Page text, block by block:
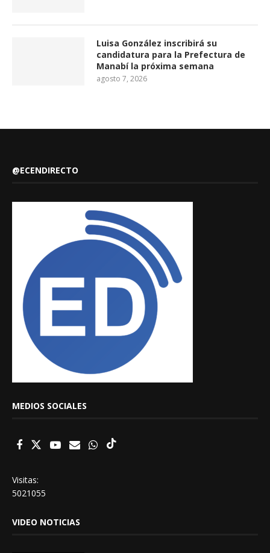
Luisa González inscribirá su
candidatura para la Prefectura de
Manabí la próxima semana
agosto 7, 2026
@ECENDIRECTO
MEDIOS SOCIALES
Visitas:
5021055
VIDEO NOTICIAS